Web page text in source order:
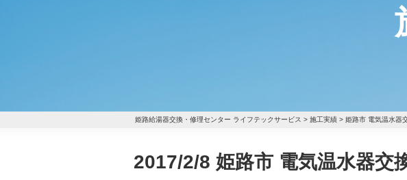
姫路給湯器交換・修理センター ライフテックサービス > 施工実績 > 姫路市 電気温水器
2017/2/8 姫路市 電気温水器交